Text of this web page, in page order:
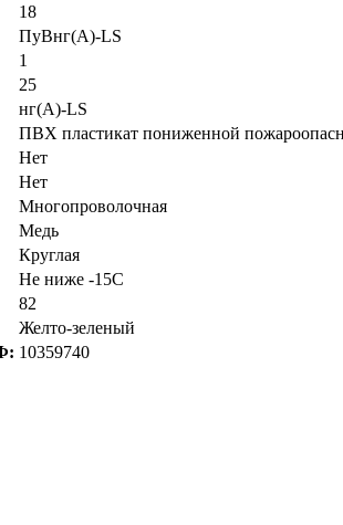
18
ПуВнг(A)-LS
1
25
нг(A)-LS
ПВХ пластикат пониженной
Нет
Нет
Многопроволочная
Медь
Круглая
Не ниже -15С
82
Желто-зеленый
10359740